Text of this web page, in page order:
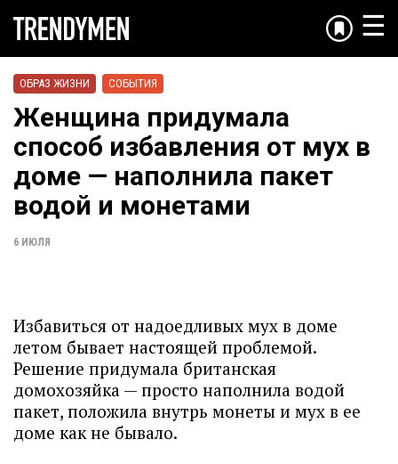
☰
ОБРАЗ ЖИЗНИ СОБЫТИЯ
Женщина придумала
способ избавления от мух в
доме — наполнила пакет
водой и монетами
6 ИЮЛЯ
Избавиться от надоедливых мух в доме
летом бывает настоящей проблемой.
Решение придумала британская
домохозяйка — просто наполнила водой
пакет, положила внутрь монеты и мух в ее
доме как не бывало.